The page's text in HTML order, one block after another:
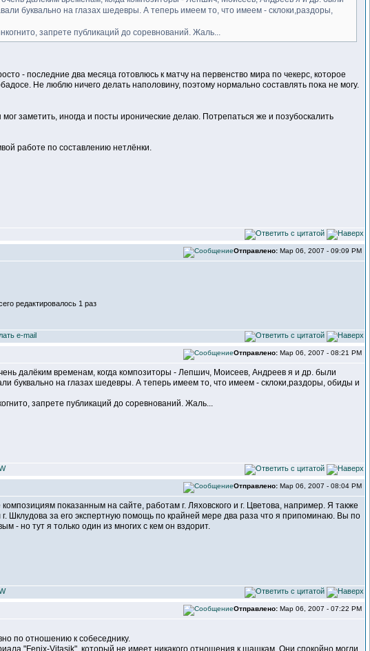
буквально на глазах шедевры. А теперь имеем то, что имеем - склоки,раздоры,
запрете публикаций до соревнований. Жаль...
- последние два месяца готовлюсь к матчу на первенство мира по чекерс, которое
Не люблю ничего делать наполовину, поэтому нормально составлять пока не могу.
заметить, иногда и посты иронические делаю. Потрепаться же и позубоскалить
работе по составлению нетлёнки.
Отправлено: Мар 06, 2007 - 09:09 PM
редактировалось 1 раз
Отправлено: Мар 06, 2007 - 08:21 PM
далёким временам, когда композиторы - Лепшич, Моисеев, Андреев я и др. были
буквально на глазах шедевры. А теперь имеем то, что имеем - склоки,раздоры, обиды и
запрете публикаций до соревнований. Жаль...
Отправлено: Мар 06, 2007 - 08:04 PM
показанным на сайте, работам г. Ляховского и г. Цветова, например. Я также
Шклудова за его экспертную помощь по крайней мере два раза что я припоминаю. Вы по
- но тут я только один из многих с кем он вздорит.
Отправлено: Мар 06, 2007 - 07:22 PM
по отношению к собеседнику.
"Fenix-Vitasik", который не имеет никакого отношения к шашкам. Они спокойно могли